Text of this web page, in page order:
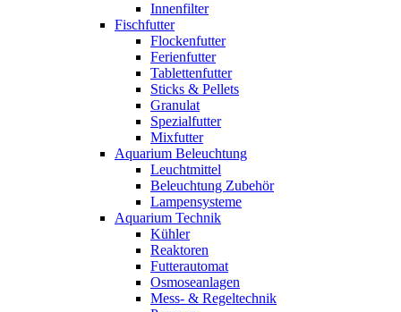
Innenfilter
Fischfutter
Flockenfutter
Ferienfutter
Tablettenfutter
Sticks & Pellets
Granulat
Spezialfutter
Mixfutter
Aquarium Beleuchtung
Leuchtmittel
Beleuchtung Zubehör
Lampensysteme
Aquarium Technik
Kühler
Reaktoren
Futterautomat
Osmoseanlagen
Mess- & Regeltechnik